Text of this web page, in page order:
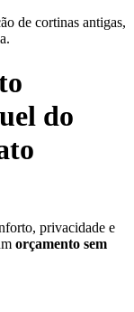
de cortinas antigas,
do
privacidade e
orçamento sem